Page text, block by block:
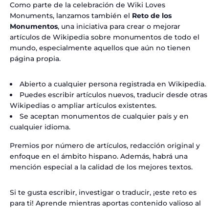
Como parte de la celebración de Wiki Loves
Monuments, lanzamos también el Reto de los
Monumentos, una iniciativa para crear o mejorar
artículos de Wikipedia sobre monumentos de todo el
mundo, especialmente aquellos que aún no tienen
página propia.
Abierto a cualquier persona registrada en Wikipedia.
Puedes escribir artículos nuevos, traducir desde otras
Wikipedias o ampliar artículos existentes.
Se aceptan monumentos de cualquier país y en
cualquier idioma.
Premios por número de artículos, redacción original y
enfoque en el ámbito hispano. Además, habrá una
mención especial a la calidad de los mejores textos.
Si te gusta escribir, investigar o traducir, ¡este reto es
para ti! Aprende mientras aportas contenido valioso al